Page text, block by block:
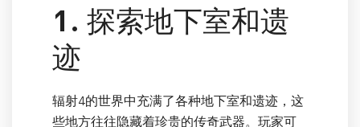
1. 探索地下室和遗
迹
辐射4的世界中充满了各种地下室和遗迹，这
些地方往往隐藏着珍贵的传奇武器。玩家可